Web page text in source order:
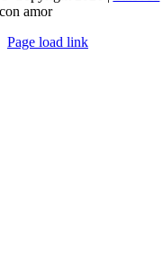
con amor
Page load link